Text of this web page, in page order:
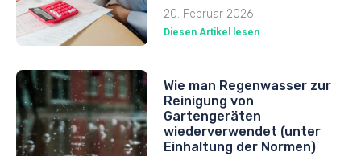
20. Februar 2026
Diesen Artikel lesen
Wie man Regenwasser zur
Reinigung von
Gartengeräten
wiederverwendet (unter
Einhaltung der Normen)